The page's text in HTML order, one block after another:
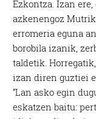
Ezkontza. Izan
azkenengoz
erromeria eguna
borobila izanik,
taldetik.
izan diren guztiei
“Lan asko egin
eskatzen baitu: